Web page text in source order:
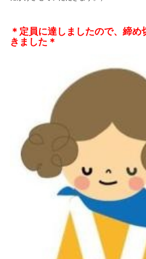
＊定員に達しましたので、締め
きました＊